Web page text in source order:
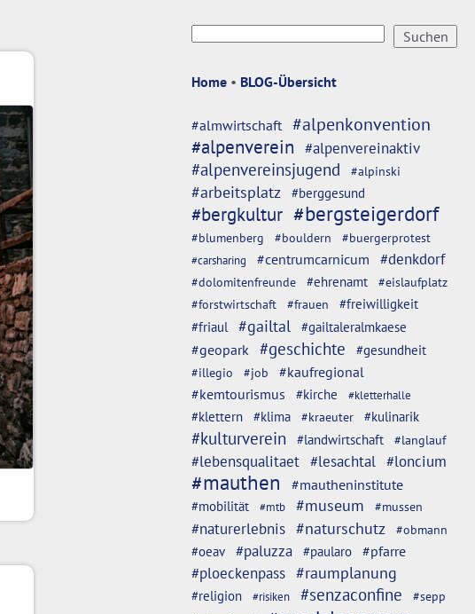
Home • BLOG-Übersicht
#almwirtschaft #alpenkonvention
#alpenverein #alpenvereinaktiv
#alpenvereinsjugend #alpinski
#arbeitsplatz #berggesund
#bergkultur #bergsteigerdorf
#blumenberg #bouldern
#buergerprotest
#carsharing
#centrumcarnicum #denkdorf
#dolomitenfreunde #ehrenamt
#eislaufplatz
#forstwirtschaft
#frauen
#freiwilligkeit
#friaul
#gailtal #gailtaleralmkaese
#geopark #geschichte #gesundheit
#illegio #job
#kaufregional
#kemtourismus
#kirche #kletterhalle
#klettern #klima #kraeuter #kulinarik
#kulturverein #landwirtschaft #langlauf
#lebensqualitaet #lesachtal #loncium
#mauthen #mautheninstitute
#mobilität #mtb #museum #mussen
#naturerlebnis #naturschutz #obmann
#oeav #paluzza #paularo #pfarre
#ploeckenpass #raumplanung
#religion #risiken #senzaconfine #sepp